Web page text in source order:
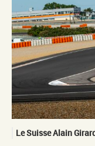
Le Suisse Alain